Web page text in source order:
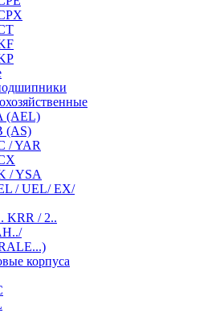
(AEL)
(AS)
/ YAR
/ YSA
/ UEL/ EX/
KRR / 2..
корпуса